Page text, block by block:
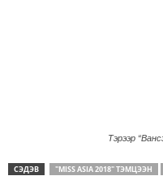
Тэрээр
СЭДЭВ "MISS ASIA 2018" ТЭМЦЭЭН